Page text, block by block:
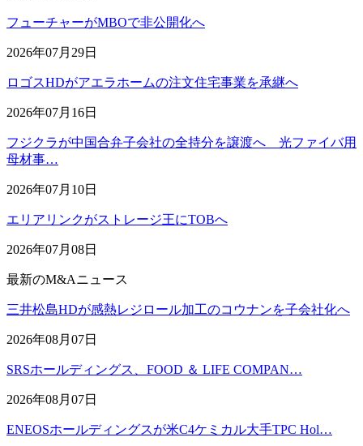
フューチャーがMBOで非公開化へ
2026年07月29日
ロゴスHDがアエラホームの注文住宅事業を承継へ
2026年07月16日
フジクラが中国合弁子会社の全持分を譲渡へ 光ファイバ用
母材事…
2026年07月10日
エリアリンクがストレージ王にTOBへ
2026年07月08日
最新のM&Aニュース
三井松島HDが感熱レジロール加工のコウナンを子会社化へ
2026年08月07日
SRSホールディングス、FOOD ＆ LIFE COMPAN…
2026年08月07日
ENEOSホールディングスが米C4ケミカル大手TPC Hol…